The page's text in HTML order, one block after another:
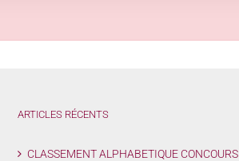
ARTICLES RÉCENTS
CLASSEMENT ALPHABETIQUE CONCOURS